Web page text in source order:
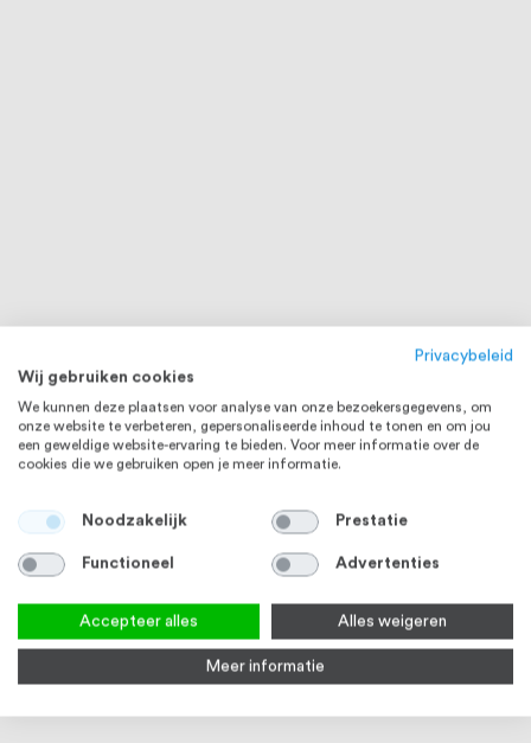
RVS 304 RVS 304
Privacybeleid
Wij gebruiken cookies
We kunnen deze plaatsen voor analyse van onze bezoekersgegevens, om
onze website te verbeteren, gepersonaliseerde inhoud te tonen en om jou
een geweldige website-ervaring te bieden. Voor meer informatie over de
cookies die we gebruiken open je meer informatie.
Noodzakelijk Prestatie
Functioneel Advertenties
Accepteer alles Alles weigeren
Meer informatie